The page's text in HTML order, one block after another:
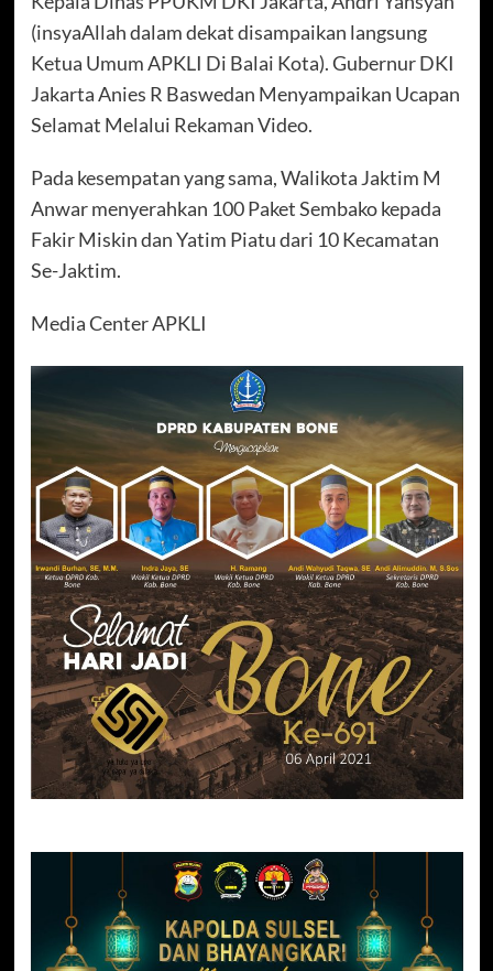
(insyaAllah dalam dekat disampaikan langsung
Ketua Umum APKLI Di Balai Kota). Gubernur DKI
Jakarta Anies R Baswedan Menyampaikan Ucapan
Selamat Melalui Rekaman Video.
Pada kesempatan yang sama, Walikota Jaktim M
Anwar menyerahkan 100 Paket Sembako kepada
Fakir Miskin dan Yatim Piatu dari 10 Kecamatan
Se-Jaktim.
Media Center APKLI